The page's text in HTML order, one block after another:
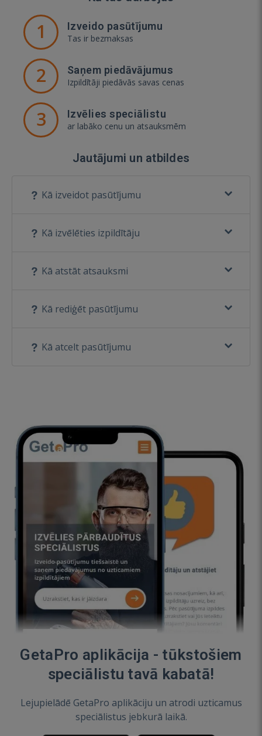
1 Izveido pasūtījumu
Tas ir bezmaksas
2 Saņem piedāvājumus
Izpildītāji piedāvās savas cenas
3 Izvēlies speciālistu
ar labāko cenu un atsauksmēm
Jautājumi un atbildes
Kā izveidot pasūtījumu
Kā izvēlēties izpildītāju
Kā atstāt atsauksmi
Kā rediģēt pasūtījumu
Kā atcelt pasūtījumu
GetaPro aplikācija - tūkstošiem
speciālistu tavā kabatā!
Lejupielādē GetaPro aplikāciju un atrodi uzticamus
speciālistus jebkurā laikā.